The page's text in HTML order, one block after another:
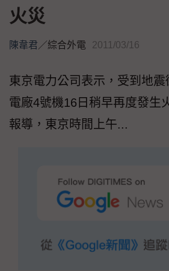
火災
陳韋君 ／綜合外電 2011/03/16
東京電力公司表示，受到地
電廠4號機16日稍早再度發生
報導，東京時間上午...